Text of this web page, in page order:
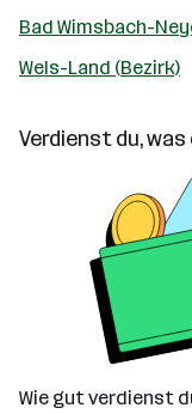
Bad Wimsbach-
Wels-Land (Bezirk)
Verdienst du,
Wie gut verdienst